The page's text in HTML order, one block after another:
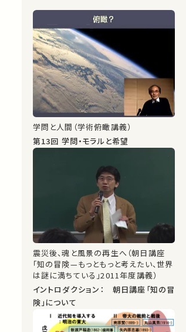
学問と人間（学術俯瞰講義）
第13回 学問・モラルと希望
震災後、魂と風景の再生へ（朝日講座
「知の冒険—もっともっと考えたい、世界
は謎に満ちている」2011年度講義）
イントロダクション： 朝日講座「知の冒
険」について